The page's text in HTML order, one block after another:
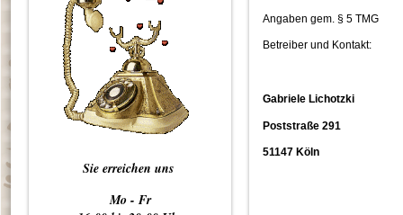
Sie erreichen uns
Mo - Fr
Angaben gem. § 5 TMG
Betreiber und Kontakt:
Gabriele Lichotzki
51147 Köln